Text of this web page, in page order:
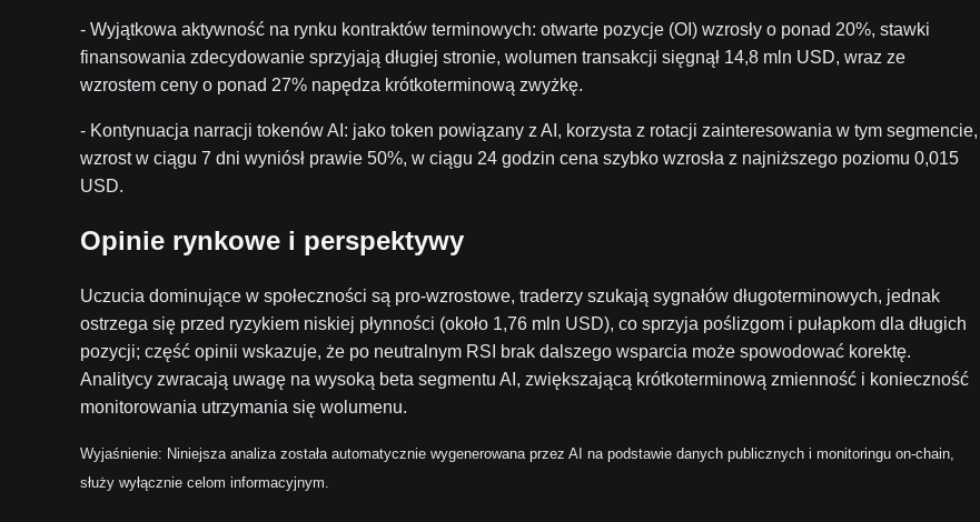
- Wyjątkowa aktywność na rynku kontraktów terminowych: otwarte pozycje (OI) wzrosły o ponad 20%, stawki
finansowania zdecydowanie sprzyjają długiej stronie, wolumen transakcji sięgnął 14,8 mln USD, wraz ze
wzrostem ceny o ponad 27% napędza krótkoterminową zwyżkę.
- Kontynuacja narracji tokenów AI: jako token powiązany z AI, korzysta z rotacji zainteresowania w tym segmencie,
wzrost w ciągu 7 dni wyniósł prawie 50%, w ciągu 24 godzin cena szybko wzrosła z najniższego poziomu 0,015
USD.
Opinie rynkowe i perspektywy
Uczucia dominujące w społeczności są pro-wzrostowe, traderzy szukają sygnałów długoterminowych, jednak
ostrzega się przed ryzykiem niskiej płynności (około 1,76 mln USD), co sprzyja poślizgom i pułapkom dla długich
pozycji; część opinii wskazuje, że po neutralnym RSI brak dalszego wsparcia może spowodować korektę.
Analitycy zwracają uwagę na wysoką beta segmentu AI, zwiększającą krótkoterminową zmienność i konieczność
monitorowania utrzymania się wolumenu.
Wyjaśnienie: Niniejsza analiza została automatycznie wygenerowana przez AI na podstawie danych publicznych i monitoringu on-chain,
służy wyłącznie celom informacyjnym.